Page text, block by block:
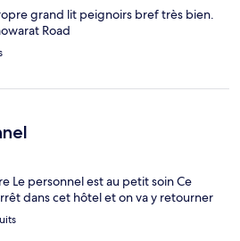
grand lit peignoirs bref très bien.
Road
Le personnel est au petit soin Ce
dans cet hôtel et on va y retourner